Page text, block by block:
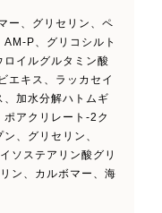
ー、グリセリン、ペ
P、グリコシルト
イルグルタミン酸
エキス、ラッカセイ
加水分解ハトムギ
アクリレート-2ク
、グリセリン、
ソステアリン酸グリ
ン、カルボマー、海